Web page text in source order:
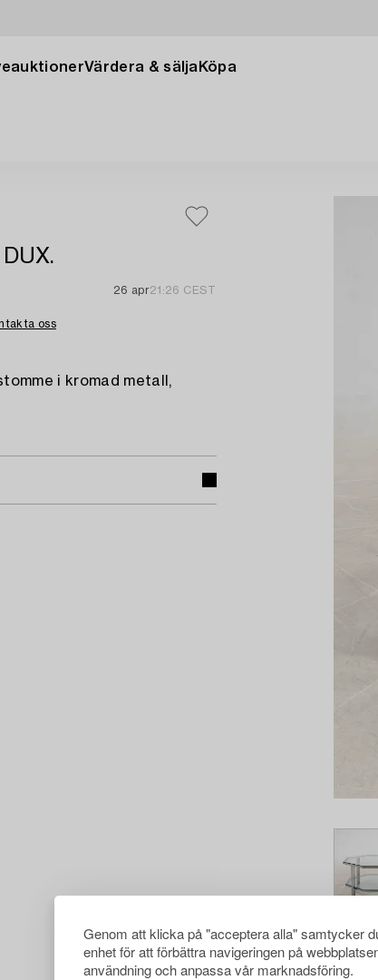
Genom att klicka på "acceptera alla" samtycker
enhet för att förbättra navigeringen på
användning och anpassa vår marknadsföring.
Värdera & sälja Köpa
26 apr21:26 CEST
oss
i kromad metall,